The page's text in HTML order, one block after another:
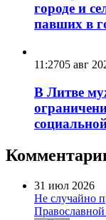
городе и
павших в
11:2705 авг
В Литве
31 июл 2026
Не случайно